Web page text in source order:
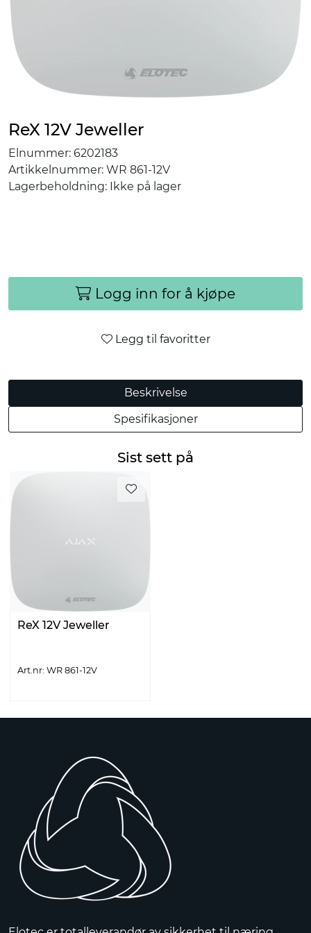
ReX 12V Jeweller
Elnummer: 6202183
Artikkelnummer: WR 861-12V
Lagerbeholdning: Ikke på lager
Logg inn for å kjøpe
Legg til favoritter
Beskrivelse
Spesifikasjoner
Sist sett på
ReX 12V Jeweller
Art.nr: WR 861-12V